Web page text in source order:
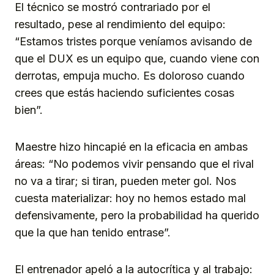
El técnico se mostró contrariado por el
resultado, pese al rendimiento del equipo:
“Estamos tristes porque veníamos avisando de
que el DUX es un equipo que, cuando viene con
derrotas, empuja mucho. Es doloroso cuando
crees que estás haciendo suficientes cosas
bien”.
Maestre hizo hincapié en la eficacia en ambas
áreas: “No podemos vivir pensando que el rival
no va a tirar; si tiran, pueden meter gol. Nos
cuesta materializar: hoy no hemos estado mal
defensivamente, pero la probabilidad ha querido
que la que han tenido entrase”.
El entrenador apeló a la autocrítica y al trabajo: